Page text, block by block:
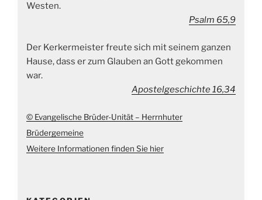
Westen.
Psalm 65,9
Der Kerkermeister freute sich mit seinem ganzen
Hause, dass er zum Glauben an Gott gekommen
war.
Apostelgeschichte 16,34
© Evangelische Brüder-Unität – Herrnhuter
Brüdergemeine
Weitere Informationen finden Sie hier